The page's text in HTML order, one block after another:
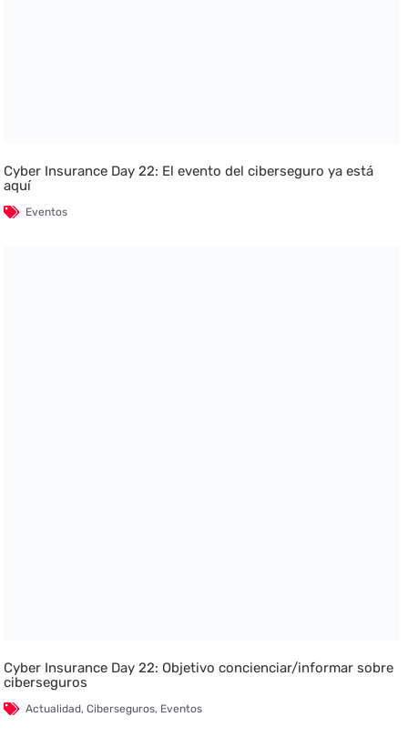
Cyber Insurance Day 22: El evento del ciberseguro ya está
aquí
Eventos
Cyber Insurance Day 22: Objetivo concienciar/informar sobre
ciberseguros
Actualidad,Ciberseguros, Eventos